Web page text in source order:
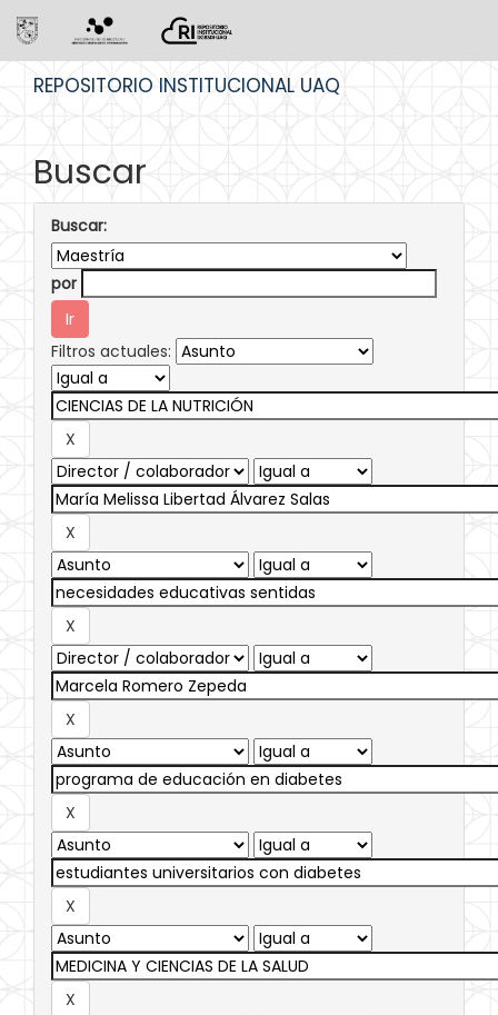
REPOSITORIO INSTITUCIONAL UAQ
Buscar
Buscar:
por
Filtros actuales: